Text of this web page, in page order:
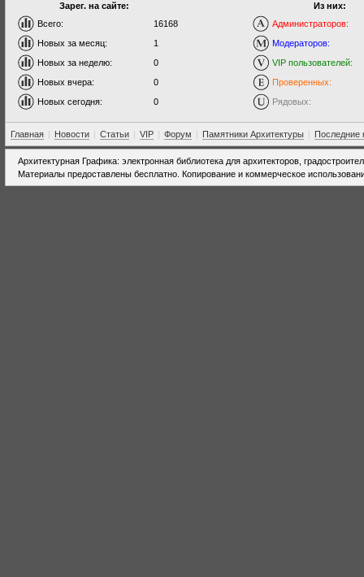
Зарег. на сайте:
Всего:
16168
Новых за месяц:
1
Новых за неделю:
0
Новых вчера:
0
Новых сегодня:
0
Из них:
Администраторов:
Модераторов:
VIP пользователей:
Проверенных:
Рядовых:
Главная | Новости | Статьи | VIP | Форум | Памятники Архитектуры | Последние
Архитектурная Графика: электронная библиотека для архитекторов,
Материалы предоставлены бесплатно. Копирование и коммерческое